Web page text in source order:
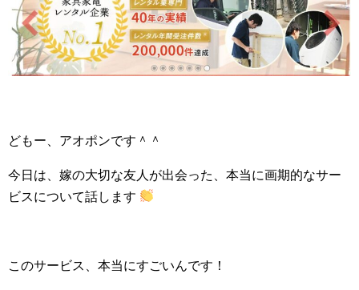
どもー、アオポンです＾＾
今日は、嫁の大切な友人が出会った、本当に画期的なサー
ビスについて話します
このサービス、本当にすごいんです！